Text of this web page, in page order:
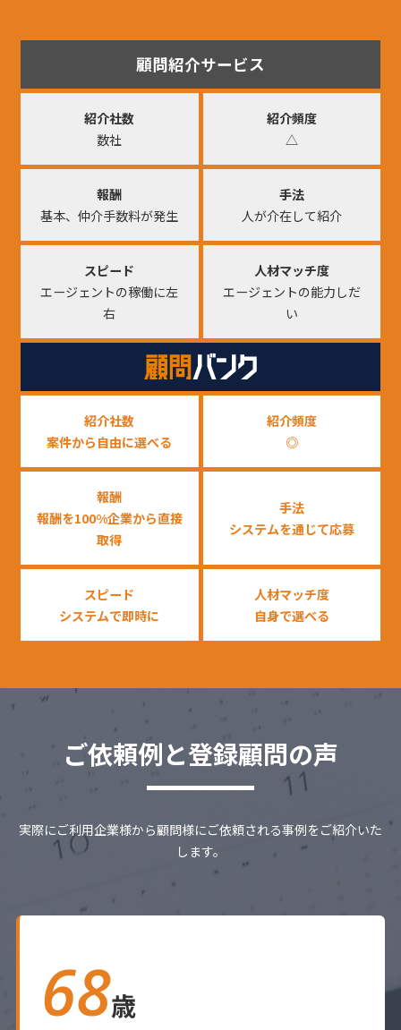
顧問紹介サービス
紹介社数
数社
紹介頻度
△
報酬
基本、仲介手数料が発生
手法
人が介在して紹介
スピード
エージェントの稼働に左
右
人材マッチ度
エージェントの能力しだ
い
紹介社数
案件から自由に選べる
紹介頻度
◎
報酬
報酬を100%企業から直接
取得
手法
システムを通じて応募
スピード
システムで即時に
人材マッチ度
自身で選べる
ご依頼例と登録顧問の声
実際にご利用企業様から顧問様にご依頼される事例をご紹介いた
します。
68歳